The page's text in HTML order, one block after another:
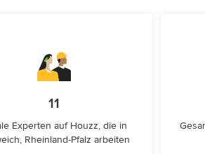
11
Experten auf Houzz, die in
Rheinland-Pfalz arbeiten